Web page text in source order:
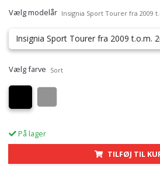
Vælg modelår Insignia Sport Tourer fra 2009
Insignia Sport Tourer fra 2009 t.o.m.
Vælg farve Sort
På lager
TILFØJ TIL